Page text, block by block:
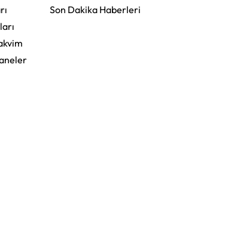
Son Dakika Haberleri